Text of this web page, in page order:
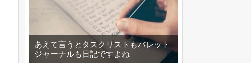
あえて言うとタスクリストもバレット
ジャーナルも日記ですよね